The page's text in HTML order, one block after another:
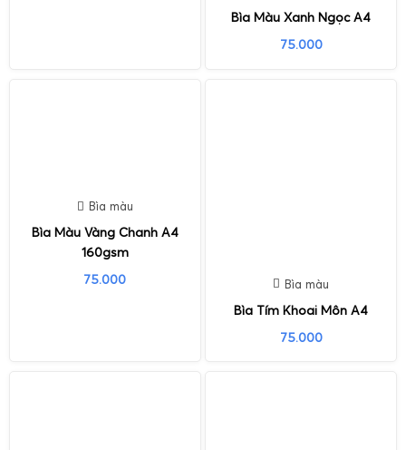
Bìa Màu Xanh Ngọc A4
75.000
Bìa màu
Bìa Màu Vàng Chanh A4
160gsm
75.000
Bìa màu
Bìa Tím Khoai Môn A4
75.000